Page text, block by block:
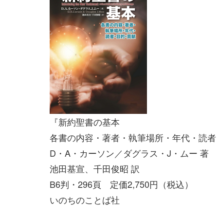
『新約聖書の基本
各書の内容・著者・執筆場所・年代・読者
D・A・カーソン／ダグラス・J・ムー 著
池田基宣、千田俊昭 訳
B6判・296頁 定価2,750円（税込）
いのちのことば社